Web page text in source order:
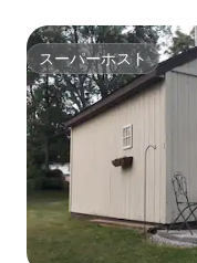
スーパーホスト
スーパーホスト